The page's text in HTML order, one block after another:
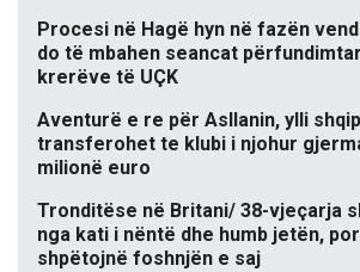
Procesi në Hagë hyn në fazën
do të mbahen seancat
krerëve të UÇK
Aventurë e re për Asllanin, ylli
transferohet te klubi i njohur
milionë euro
Tronditëse në Britani/ 38-vjeçarja
nga kati i nëntë dhe humb jetën,
shpëtojnë foshnjën e saj